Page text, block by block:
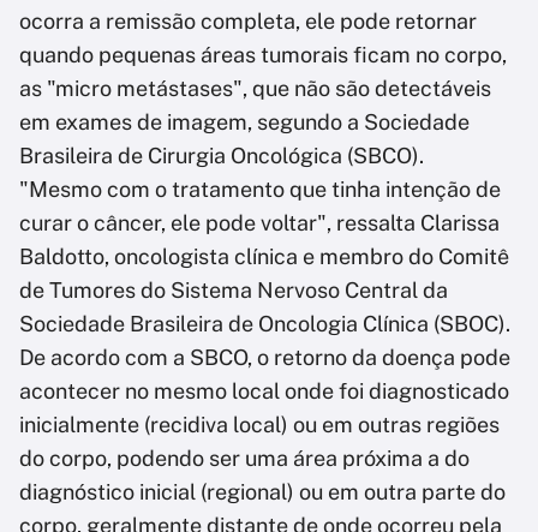
ocorra a remissão completa, ele pode retornar
quando pequenas áreas tumorais ficam no corpo,
as "micro metástases", que não são detectáveis
em exames de imagem, segundo a Sociedade
Brasileira de Cirurgia Oncológica (SBCO).
"Mesmo com o tratamento que tinha intenção de
curar o câncer, ele pode voltar", ressalta Clarissa
Baldotto, oncologista clínica e membro do Comitê
de Tumores do Sistema Nervoso Central da
Sociedade Brasileira de Oncologia Clínica (SBOC).
De acordo com a SBCO, o retorno da doença pode
acontecer no mesmo local onde foi diagnosticado
inicialmente (recidiva local) ou em outras regiões
do corpo, podendo ser uma área próxima a do
diagnóstico inicial (regional) ou em outra parte do
corpo, geralmente distante de onde ocorreu pela